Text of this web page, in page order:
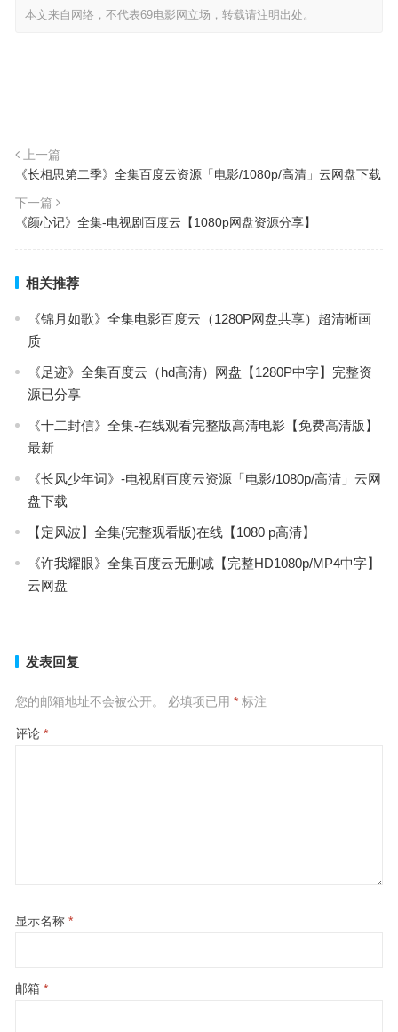
本文来自网络，不代表69电影网立场，转载请注明出处。
上一篇
《长相思第二季》全集百度云资源「电影/1080p/高清」云网盘下载
下一篇
《颜心记》全集-电视剧百度云【1080p网盘资源分享】
相关推荐
《锦月如歌》全集电影百度云（1280P网盘共享）超清晰画
质
《足迹》全集百度云（hd高清）网盘【1280P中字】完整资
源已分享
《十二封信》全集-在线观看完整版高清电影【免费高清版】
最新
《长风少年词》-电视剧百度云资源「电影/1080p/高清」云网
盘下载
【定风波】全集(完整观看版)在线【1080 p高清】
《许我耀眼》全集百度云无删减【完整HD1080p/MP4中字】
云网盘
发表回复
您的邮箱地址不会被公开。 必填项已用 *标注
评论 *
显示名称 *
邮箱 *